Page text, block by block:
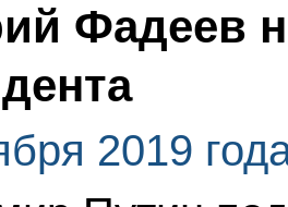
Фадеев
2019